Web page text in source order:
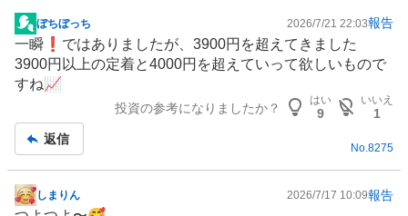
掲
板
記
ぼちぼっち 2026/7/21 22:03報告
一瞬❗️ではありましたが、3900円を超えてきました
3900円以上の定着と4000円を超えていって欲しいもので
すね📈
投資の参考になりましたか？
はい
9
いいえ
1
返信
No.8275
掲
しまりん 2026/7/17 10:09報告